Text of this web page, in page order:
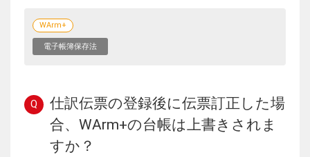
WArm+
電子帳簿保存法
Q
仕訳伝票の登録後に伝票訂正した場
合、WArm+の台帳は上書きされま
すか？